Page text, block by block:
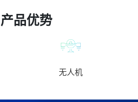
工艺成熟
产品优势
无人机